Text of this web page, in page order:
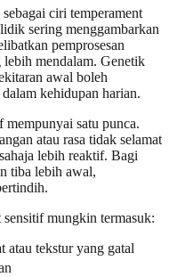
ciri temperament
sering menggambarkan
pemprosesan
mendalam. Genetik
awal boleh
kehidupan harian.
mempunyai satu punca.
atau rasa tidak selamat
lebih reaktif. Bagi
tiba lebih awal,
sensitif mungkin termasuk:
atau tekstur yang gatal